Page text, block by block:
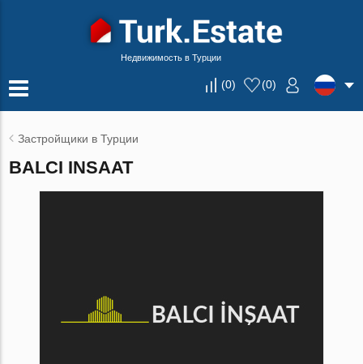
Недвижимость в Турции
(0) (0)
Застройщики в Турции
BALCI INSAAT